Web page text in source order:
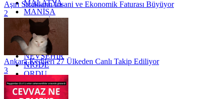
MALATYA
MANİSA
MARDİN
MERSİN
MUĞLA
MUŞ
NEVŞEHİR
NİĞDE
ORDU
OSMANİYE
RİZE
Aşırı Sıcakların İnsani ve Ekonomik Faturası Büyüyor
2
Ankara Kedileri 27 Ülkeden Canlı Takip Ediliyor
3